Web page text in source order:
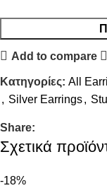
Add to compare
Κατηγορίες: All
, Silver Earrings,
Share:
Σχετικά
-18%